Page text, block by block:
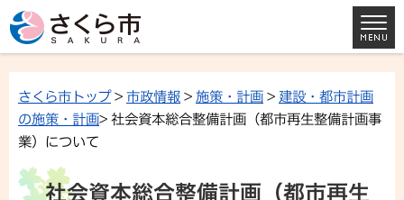
さくら市トップ> 市政情報 > 施策・計画 > 建設・都市計画
の施策・計画> 社会資本総合整備計画（都市再生整備計画事
業）について
社会資本総合整備計画（都市再生